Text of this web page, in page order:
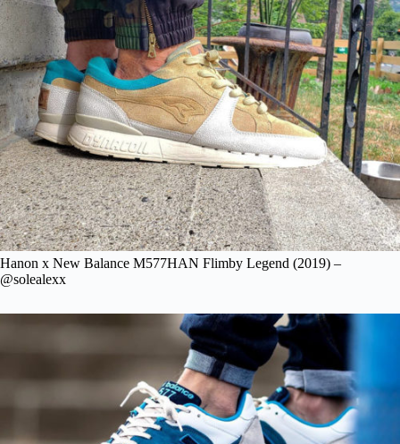
Hanon x New Balance M577HAN Flimby Legend (2019) –
@solealexx